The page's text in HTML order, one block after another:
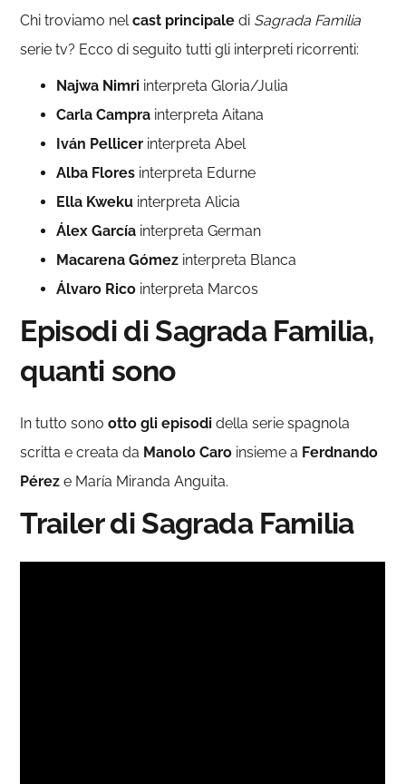
Chi troviamo nelcast principale di Sagrada Familia
serie tv? Ecco di seguito tutti gli interpreti ricorrenti:
Najwa Nimri interpreta Gloria/Julia
Carla Campra interpreta Aitana
Iván Pellicer interpreta Abel
Alba Flores interpreta Edurne
Ella Kweku interpreta Alicia
Álex García interpreta German
Macarena Gómez interpreta Blanca
Álvaro Rico interpreta Marcos
Episodi di Sagrada Familia,
quanti sono
In tutto sonootto gli episodi della serie spagnola
scritta e creata da Manolo Caro insieme a Ferdnando
Pérez e María Miranda Anguita.
Trailer di Sagrada Familia